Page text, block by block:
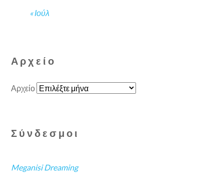
« Ιούλ
Αρχείο
Αρχείο
Σύνδεσμοι
Meganisi Dreaming